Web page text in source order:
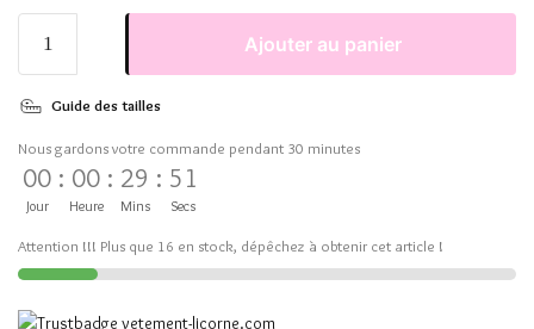
Ajouter au panier
Guide des tailles
Nous gardons votre commande pendant 30 minutes
00
Jour
: 00
Heure
: 29
Mins
: 51
Secs
Attention !!! Plus que 16 en stock, dépêchez à obtenir cet article !